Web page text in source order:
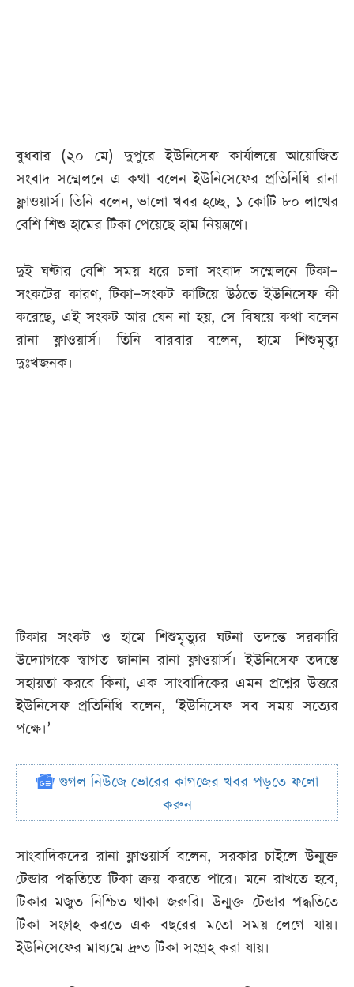
বুধবার (২০ মে) দুপুরে ইউনিসেফ কার্যালয়ে আয়োজিত
সংবাদ সম্মেলনে এ কথা বলেন ইউনিসেফের প্রতিনিধি রানা
ফ্লাওয়ার্স। তিনি বলেন, ভালো খবর হচ্ছে, ১ কোটি ৮০ লাখের
বেশি শিশু হামের টিকা পেয়েছে হাম নিয়ন্ত্রণে।
দুই ঘণ্টার বেশি সময় ধরে চলা সংবাদ সম্মেলনে টিকা–
সংকটের কারণ, টিকা–সংকট কাটিয়ে উঠতে ইউনিসেফ কী
করেছে, এই সংকট আর যেন না হয়, সে বিষয়ে কথা বলেন
রানা ফ্লাওয়ার্স। তিনি বারবার বলেন, হামে শিশুমৃত্যু
দুঃখজনক।
টিকার সংকট ও হামে শিশুমৃত্যুর ঘটনা তদন্তে সরকারি
উদ্যোগকে স্বাগত জানান রানা ফ্লাওয়ার্স। ইউনিসেফ তদন্তে
সহায়তা করবে কিনা, এক সাংবাদিকের এমন প্রশ্নের উত্তরে
ইউনিসেফ প্রতিনিধি বলেন, ‘ইউনিসেফ সব সময় সত্যের
পক্ষে।’
গুগল নিউজে ভোরের কাগজের খবর পড়তে ফলো
করুন
সাংবাদিকদের রানা ফ্লাওয়ার্স বলেন, সরকার চাইলে উন্মুক্ত
টেন্ডার পদ্ধতিতে টিকা ক্রয় করতে পারে। মনে রাখতে হবে,
টিকার মজুত নিশ্চিত থাকা জরুরি। উন্মুক্ত টেন্ডার পদ্ধতিতে
টিকা সংগ্রহ করতে এক বছরের মতো সময় লেগে যায়।
ইউনিসেফের মাধ্যমে দ্রুত টিকা সংগ্রহ করা যায়।